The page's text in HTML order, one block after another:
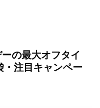
の最大オフタイ
・注目キャンペー